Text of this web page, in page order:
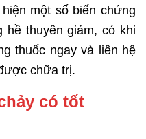
một số biến chứng
hề thuyên giảm, có khi
thuốc ngay và liên hệ
chữa trị.
có tốt